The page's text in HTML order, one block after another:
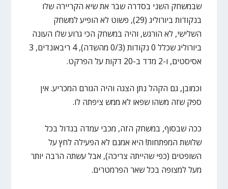
שבמשחק השני בסדרה שבר את שיא הקריירה שלו
בנקודות ביורוליג (29), פשוט לא הופיע למשחק
השלישי, לא הורגש, והיה במשחק הכי גרוע שלו העונה
ביורוליג שכלל 0 נקודות (0/3 מהשדה), 4 ריבאונדים, 3
אסיסטים, ו-2 מדד ב-20 דקות על הפרקט.
וכמובן, גם הקהל נתן הצגה והיה הגורם המכריע. אין
ספק שזה משהו שפאו לא ממש ציפתה לו.
ככה שבסוף, במשחק הזה, מכבי עמדה בגדול בכל
שלושת המפתחות! היא אמנם לא הפעילה לחץ על
השופטים (כפי שהייתה צריכה), אבל עשתה הרבה יותר
מעל למצופה בכל שאר הפרמטרים.